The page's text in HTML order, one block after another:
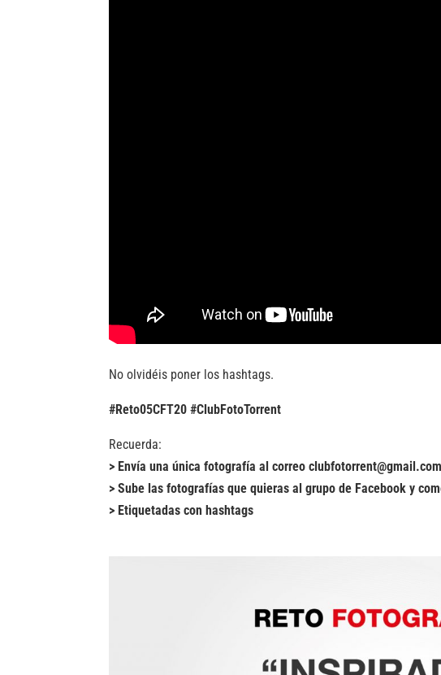
No olvidéis poner los hashtags.
#Reto05CFT20 #ClubFotoTorrent
Recuerda:
> Envía una única fotografía al correo clubfotorrent@gmail.com
> Sube las fotografías que quieras al grupo de Facebook y
> Etiquetadas con hashtags